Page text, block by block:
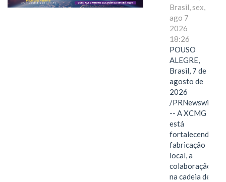
Brasil, sex,
ago 7
2026
18:26
POUSO
ALEGRE,
Brasil, 7 de
agosto de
2026
/PRNewswire/
-- A XCMG
está
fortalecendo a
fabricação
local, a
colaboração
na cadeia de